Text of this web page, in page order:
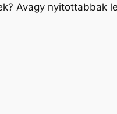
Avagy nyitottabbak